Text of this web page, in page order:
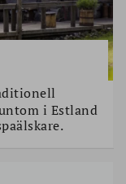
i Estland